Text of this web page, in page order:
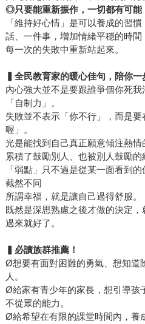
◎只要能重新振作，一切都有可能
「維持好心情」是可以養成的習
話、一件事，增加情緒平穩的時
每一次的失敗中重新站起來。
▍全民教育家的暖心佳句，陪你
內心強大並不是要跟誰爭個你死
「自制力」。
失敗並不表示「你不行」，而是
喔」。
光是能找到自己真正願意傾注熱情
累積了鼓勵別人、也被別人鼓勵的
「弱點」只不過是從某一面看到
截然不同
所謂幸福，就是讓自己過得舒服。
既然是深思熟慮之後才做的決定
過來就好了。
▍必讀族群推薦！
Ø想要有面對困難的勇氣、想知道
人。
Ø給家有青少年的家長，想引導孩
不從眾的能力。
Ø給希望在有限的課堂時間內，養